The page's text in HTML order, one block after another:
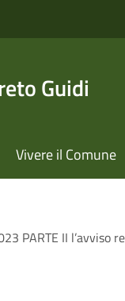
Guidi
Vivere il Comune
PARTE II